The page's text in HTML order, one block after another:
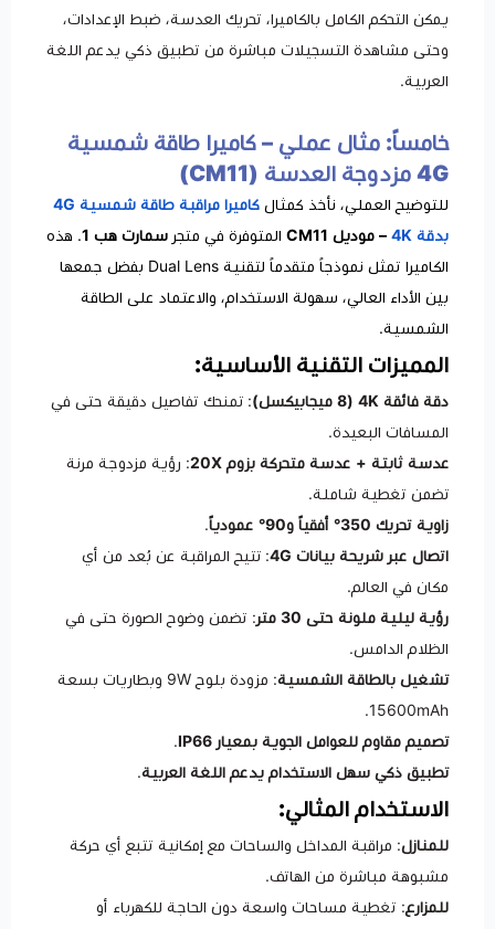
يمكن التحكم الكامل بالكاميرا، تحريك العدسة، ضبط الإعدادات،
وحتى مشاهدة التسجيلات مباشرة من تطبيق ذكي يدعم اللغة
العربية.
خامساً: مثال عملي – كاميرا طاقة شمسية
4G مزدوجة العدسة (CM11)
للتوضيح العملي، نأخذ كمثال
كاميرا مراقبة طاقة شمسية 4G
بدقة 4K
– موديل CM11 المتوفرة في متجر سمارت هب 1
. هذه
الكاميرا تمثل نموذجاً متقدماً لتقنية Dual Lens بفضل جمعها
بين الأداء العالي، سهولة الاستخدام، والاعتماد على الطاقة
الشمسية.
المميزات التقنية الأساسية:
دقة فائقة 4K (8 ميجابيكسل)
: تمنحك تفاصيل دقيقة حتى في
المسافات البعيدة.
عدسة ثابتة + عدسة متحركة بزوم 20X
: رؤية مزدوجة مرنة
تضمن تغطية شاملة.
زاوية تحريك 350° أفقياً و90° عمودياً
.
اتصال عبر شريحة بيانات 4G
: تتيح المراقبة عن بُعد من أي
مكان في العالم.
رؤية ليلية ملونة حتى 30 متر
: تضمن وضوح الصورة حتى في
الظلام الدامس.
تشغيل بالطاقة الشمسية
: مزودة بلوح 9W وبطاريات بسعة
15600mAh.
تصميم مقاوم للعوامل الجوية بمعيار IP66
.
تطبيق ذكي سهل الاستخدام يدعم اللغة العربية.
الاستخدام المثالي:
للمنازل: مراقبة المداخل والساحات مع إمكانية تتبع أي حركة
مشبوهة مباشرة من الهاتف.
للمزارع: تغطية مساحات واسعة دون الحاجة للكهرباء أو